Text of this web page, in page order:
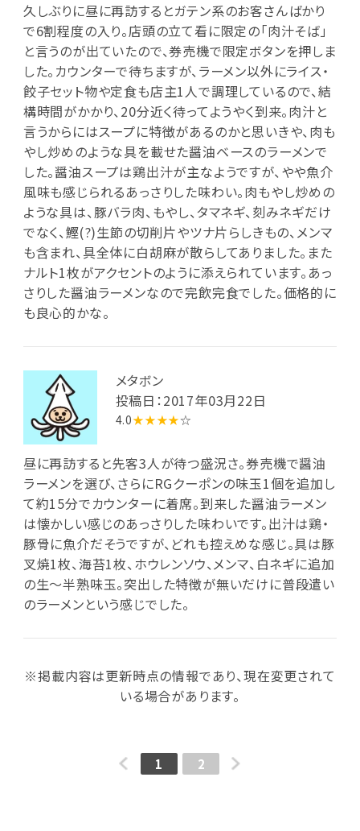
久しぶりに昼に再訪するとガテン系のお客さんばかり
で6割程度の入り。店頭の立て看に限定の「肉汁そば」
と言うのが出ていたので、券売機で限定ボタンを押しま
した。カウンターで待ちますが、ラーメン以外にライス・
餃子セット物や定食も店主1人で調理しているので、結
構時間がかかり、20分近く待ってようやく到来。肉汁と
言うからにはスープに特徴があるのかと思いきや、肉も
やし炒めのような具を載せた醤油ベースのラーメンで
した。醤油スープは鶏出汁が主なようですが、やや魚介
風味も感じられるあっさりした味わい。肉もやし炒めの
ような具は、豚バラ肉、もやし、タマネギ、刻みネギだけ
でなく、鰹(?)生節の切削片やツナ片らしきもの、メンマ
も含まれ、具全体に白胡麻が散らしてありました。また
ナルト1枚がアクセントのように添えられています。あっ
さりした醤油ラーメンなので完飲完食でした。価格的に
も良心的かな。
メタボン
投稿日：2017年03月22日
4.0★★★★☆
昼に再訪すると先客3人が待つ盛況さ。券売機で醤油
ラーメンを選び、さらにRGクーポンの味玉1個を追加し
て約15分でカウンターに着席。到来した醤油ラーメン
は懐かしい感じのあっさりした味わいです。出汁は鶏・
豚骨に魚介だそうですが、どれも控えめな感じ。具は豚
叉焼1枚、海苔1枚、ホウレンソウ、メンマ、白ネギに追加
の生～半熟味玉。突出した特徴が無いだけに普段遣い
のラーメンという感じでした。
※掲載内容は更新時点の情報であり、現在変更されて
いる場合があります。
1 2